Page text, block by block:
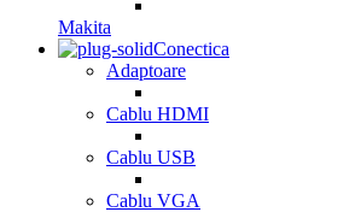
Makita
Conectica
Adaptoare
Cablu HDMI
Cablu USB
Cablu VGA